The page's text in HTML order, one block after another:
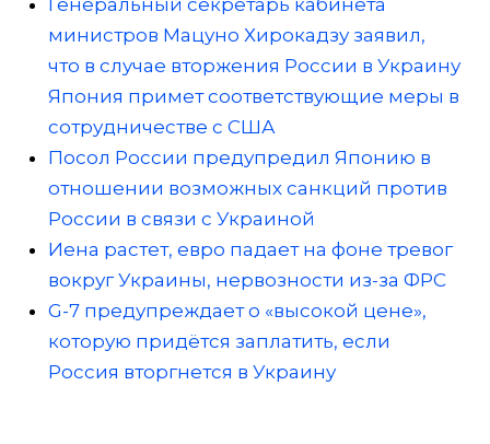
министров Мацуно Хирокадзу заявил,
что в случае вторжения России в Украину
Япония примет соответствующие меры в
сотрудничестве с США
Посол России предупредил Японию в
отношении возможных санкций против
России в связи с Украиной
Иена растет, евро падает на фоне тревог
вокруг Украины, нервозности из-за ФРС
G-7 предупреждает о «высокой цене»,
которую придётся заплатить, если
Россия вторгнется в Украину